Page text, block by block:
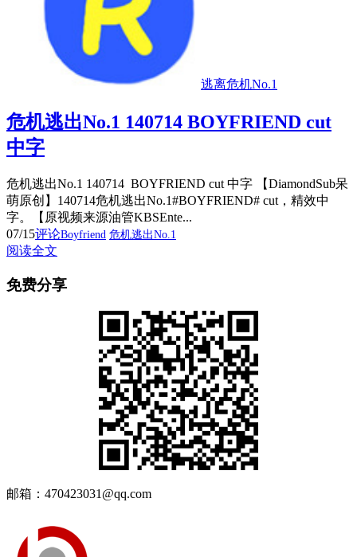
逃离危机No.1
危机逃出No.1 140714 BOYFRIEND cut
中字
危机逃出No.1 140714 BOYFRIEND cut 中字 【DiamondSub呆
萌原创】140714危机逃出No.1#BOYFRIEND# cut，精效中
字。【原视频来源油管KBSEnte...
07/15评论Boyfriend 危机逃出No.1
阅读全文
免费分享
邮箱：470423031@qq.com